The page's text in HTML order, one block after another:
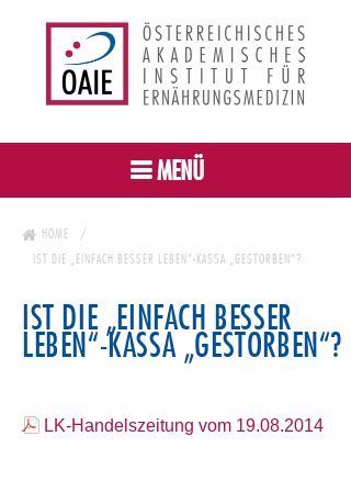
MENÜ
HOME
IST DIE „EINFACH BESSER LEBEN“-KASSA „GESTORBEN“?
IST DIE „EINFACH BESSER
LEBEN“-KASSA „GESTORBEN“?
LK-Handelszeitung vom 19.08.2014